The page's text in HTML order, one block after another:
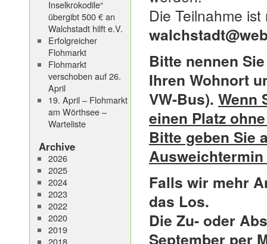
Inselkrokodile“
übergibt 500 € an
Walchstadt hilft e.V.
Erfolgreicher
Flohmarkt
Flohmarkt
verschoben auf 26.
April
19. April – Flohmarkt
am Wörthsee –
Warteliste
Archive
2026
2025
2024
2023
2022
2020
2019
2018
Die Teilnahme
Bitte nennen
Ihren Wohnort
VW-Bus). Wenn
einen Platz
Bitte geben Sie
Falls wir mehr
das Los.
Die Zu- oder
September per